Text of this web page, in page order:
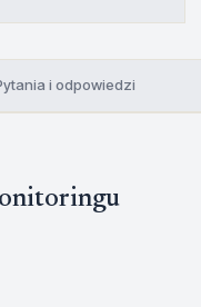
i odpowiedzi